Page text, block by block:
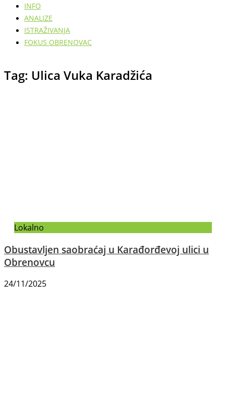
INFO
ANALIZE
ISTRAŽIVANJA
FOKUS OBRENOVAC
Tag: Ulica Vuka Karadžića
Lokalno
Obustavljen saobraćaj u Karađorđevoj ulici u
Obrenovcu
24/11/2025